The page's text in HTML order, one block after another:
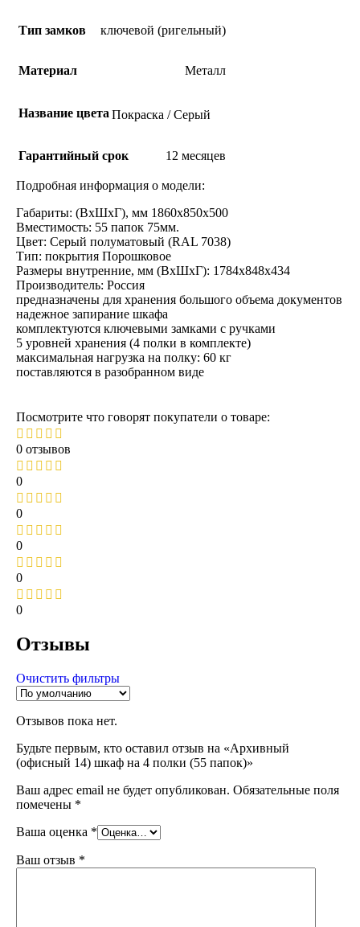
Тип замков ключевой (ригельный)
Материал Металл
Название цвета Покраска / Серый
Гарантийный срок 12 месяцев
Подробная информация о модели:
Габариты: (ВхШхГ), мм 1860x850x500
Вместимость: 55 папок 75мм.
Цвет: Серый полуматовый (RAL 7038)
Тип: покрытия Порошковое
Размеры внутренние, мм (ВxШxГ): 1784x848x434
Производитель: Россия
предназначены для xранения большого объема документов
надежное запирание шкафа
комплектуются ключевыми замками с ручками
5 уровней xранения (4 полки в комплекте)
максимальная нагрузка на полку: 60 кг
поставляются в разобранном виде
Посмотрите что говорят покупатели о товаре:
0 отзывов
0
0
0
0
0
Отзывы
Очистить фильтры
Отзывов пока нет.
Будьте первым, кто оставил отзыв на «Архивный
(офисный 14) шкаф на 4 полки (55 папок)»
Ваш адрес email не будет опубликован. Обязательные поля
помечены *
Ваша оценка *
Ваш отзыв *